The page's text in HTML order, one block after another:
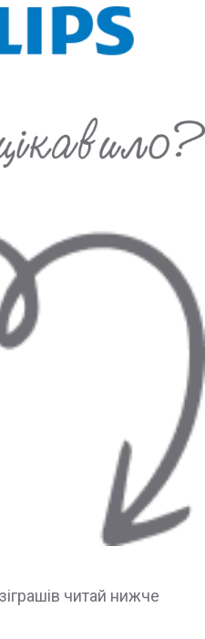
читай нижче